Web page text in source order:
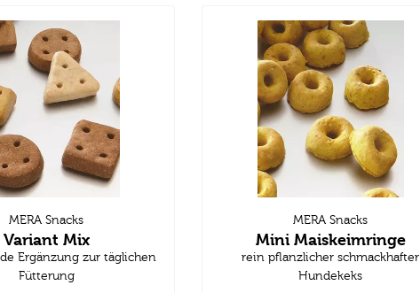
MERA Snacks
Variant Mix
Ergänzung zur täglichen
Fütterung
MERA Snacks
Mini Maiskeimringe
rein pflanzlicher schmackhafter
Hundekeks